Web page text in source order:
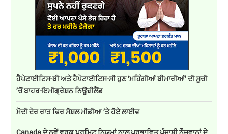
ਹੈਪੇਟਾਈਟਿਸ-ਬੀ ਅਤੇ ਹੈਪੇਟਾਈਟਿਸ-ਸੀ ਹੁਣ ‘ਮਹਿੰਗੀਆਂ ਬੀਮਾਰੀਆਂ’ ਦੀ ਸੂਚੀ
’ਚੋਂ ਬਾਹਰ-ਇਮੀਗ੍ਰੇਸ਼ਨ ਨਿਊਜ਼ੀਲੈਂਡ
ਮੋਦੀ ਦੇਰ ਰਾਤ ਫਿਰ ਸੋਸ਼ਲ ਮੀਡੀਆ ’ਤੇ ਹੋਏ ਲਾਈਵ